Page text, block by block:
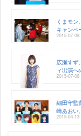
くまモ
キャンペ
2015-07-08
広瀬す
ィ出演へ
2015-07-08
細田守監
崎あおい
2015-04-13